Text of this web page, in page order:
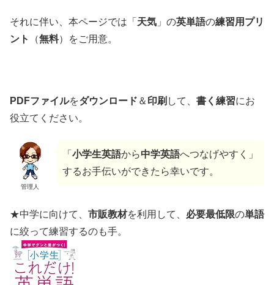
それに伴い、本ページでは「 天気 」の英単語の練習用 プリ
ント
（無料）をご用意。
PDFファイルをダウンロード ＆ 印刷 して、 書く練習にお
役立てください。
管理人
「 小学生英語から中学英語へつなげやすく」
するお手伝いができたら幸いです。
★中学に向けて、 市販教材を利用して、 必要最低限の単語
に絞って練習するのも手。